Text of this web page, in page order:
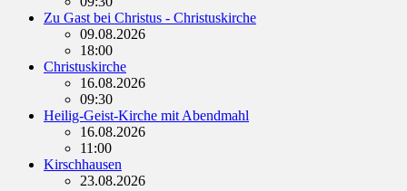
Zu Gast bei Christus - Christuskirche
09.08.2026
18:00
Christuskirche
16.08.2026
09:30
Heilig-Geist-Kirche mit Abendmahl
16.08.2026
11:00
Kirschhausen
23.08.2026